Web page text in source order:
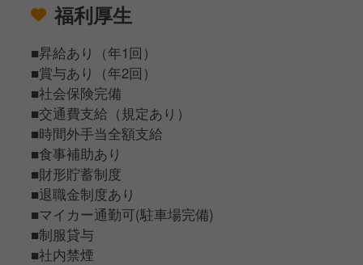
福利厚生
■昇給あり（年1回）
■賞与あり（年2回）
■社会保険完備
■交通費支給（規定あり）
■時間外手当全額支給
■食事補助あり
■財形貯蓄制度
■退職金制度あり
■マイカー通勤可(駐車場完備)
■制服貸与
■社内禁煙